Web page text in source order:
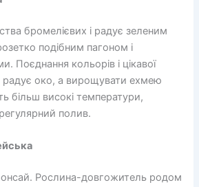
бромелієвих і радує зеленим
подібним пагоном і
Поєднання кольорів і цікавої
око, а вирощувати ехмею
більш високі температури,
полив.
Рослина-довгожитель родом